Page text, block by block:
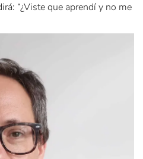
“¿Viste que aprendí y no me